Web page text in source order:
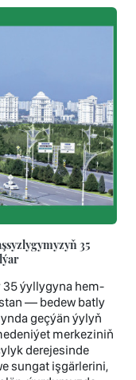
35
35 ýyllygyna hem-
— bedew batly
geçýän ýylyň
merkeziniň
derejesinde
sungat işgärlerini,